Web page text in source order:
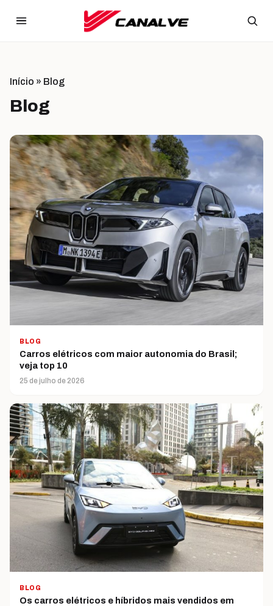
Início » Blog
Blog
BLOG
Carros elétricos com maior autonomia do Brasil;
veja top 10
25 de julho de 2026
BLOG
Os carros elétricos e híbridos mais vendidos em